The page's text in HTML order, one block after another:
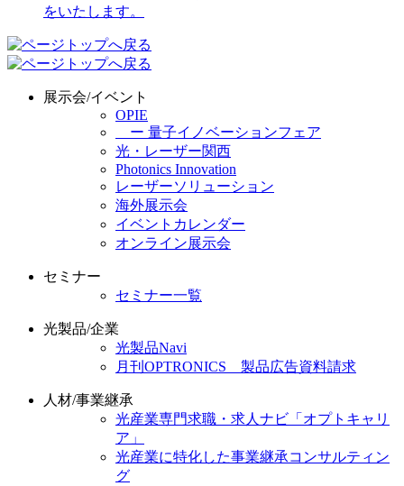
展示会/イベント
OPIE
ー 量子イノベーションフェア
光・レーザー関西
Photonics Innovation
レーザーソリューション
海外展示会
イベントカレンダー
オンライン展示会
セミナー
セミナー一覧
光製品/企業
光製品Navi
月刊OPTRONICS 製品広告資料請求
人材/事業継承
光産業専門求職・求人ナビ「オプトキャリ
ア」
光産業に特化した事業継承コンサルティン
グ